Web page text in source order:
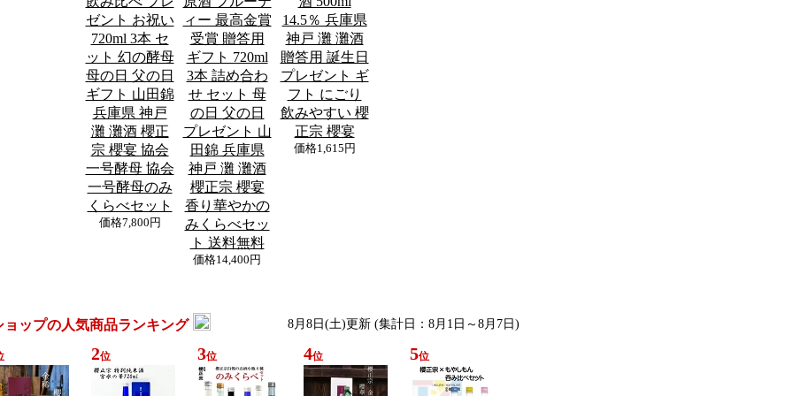
ゼント お祝い
720ml 3本 セ
ット 幻の酵母
母の日 父の日
ギフト 山田錦
兵庫県 神戸
灘 灘酒 櫻正
宗 櫻宴 協会
一号酵母 協会
一号酵母のみ
くらべセット
価格7,800円
ィー 最高金賞
受賞 贈答用
ギフト 720ml
3本 詰め合わ
せ セット 母
の日 父の日
プレゼント 山
田錦 兵庫県
神戸 灘 灘酒
櫻正宗 櫻宴
香り華やかの
みくらべセッ
ト 送料無料
価格14,400円
14.5％ 兵庫県
神戸 灘 灘酒
贈答用 誕生日
プレゼント ギ
フト にごり
飲みやすい 櫻
正宗 櫻宴
価格1,615円
ョップの人気商品ランキング 8月8日(土)更新 (集計日：8月1日～8月7日)
2位 3位 4位 5位